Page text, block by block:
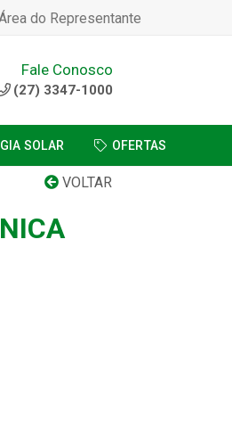
do Representante
Fale Conosco
(27) 3347-1000
SOLAR OFERTAS
VOLTAR